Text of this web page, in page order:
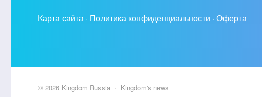
Карта сайта · Политика конфиденциальности · Оферта
© 2026 Kingdom Russia · Kingdom's news